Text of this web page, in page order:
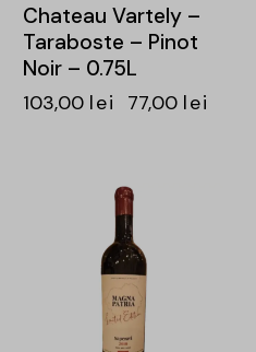
Chateau Vartely –
Taraboste – Pinot
Noir – 0.75L
103,00 lei 77,00 lei